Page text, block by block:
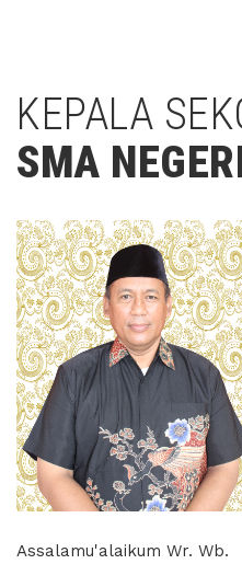
KEPALA
SMA
Assalamu'alaikum Wr. Wb.